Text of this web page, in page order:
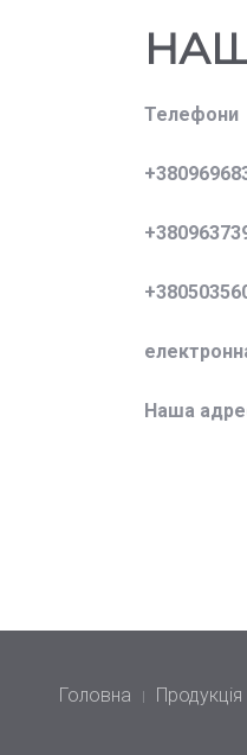
Телефони
Наша
Головна Продукція